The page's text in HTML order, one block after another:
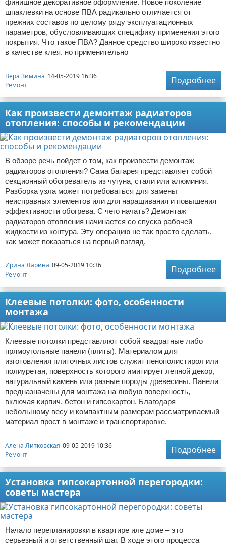
финишное декоративное оформление. Новое поколение
шпаклевки на основе ПВА радикально отличается от
прежних составов по целому ряду эксплуатационных
параметров, обусловливающих специфику применения этого
покрытия. Что такое ПВА? Данное средство широко известно
в качестве клея, но применительно
Вера Зимина 14-05-2019 16:36
Ремонт
Подробнее
Как произвести демонтаж радиаторов
отопления: способы и рекомендации
В обзоре речь пойдет о том, как произвести демонтаж
радиаторов отопления? Сама батарея представляет собой
секционный обогреватель из чугуна, стали или алюминия.
Разборка узла может потребоваться для замены
неисправных элементов или для наращивания и повышения
эффективности обогрева. С чего начать? Демонтаж
радиаторов отопления начинается со спуска рабочей
жидкости из контура. Эту операцию не так просто сделать,
как может показаться на первый взгляд.
Ирина Ларина 09-05-2019 10:36
Ремонт
Подробнее
Клеевые потолки: фото, особенности
монтажа
Клеевые потолки представляют собой квадратные либо
прямоугольные панели (плиты). Материалом для
изготовления плиточных листов служит пенополистирол или
полиуретан, поверхность которого имитирует лепной декор,
натуральный камень или разные породы древесины. Панели
предназначены для монтажа на любую поверхность,
включая кирпич, бетон и гипсокартон. Благодаря
небольшому весу и компактным размерам рассматриваемый
материал прост в монтаже и транспортировке.
Алена Литковская 09-05-2019 10:36
Ремонт
Подробнее
Установка гипсокартонной перегородки:
советы мастера
Начало перепланировки в квартире иле доме – это
серьезный и ответственный шаг. В ходе этого процесса